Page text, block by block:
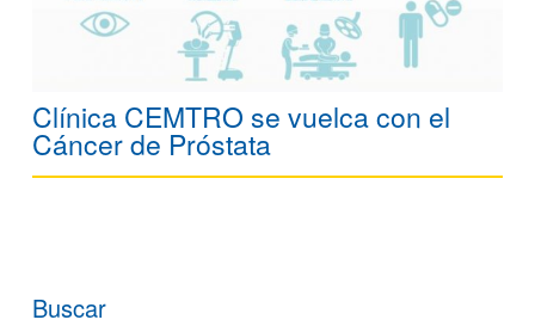
Clínica CEMTRO se vuelca con el
Cáncer de Próstata
Buscar